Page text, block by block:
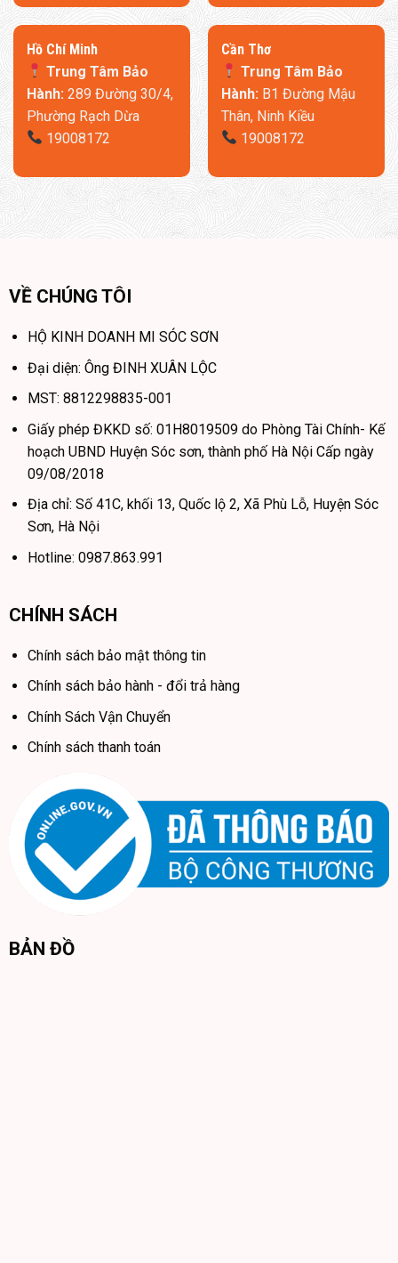
​Hồ Chí Minh
Trung Tâm Bảo
Hành: 289 Đường 30/4,
Phường Rạch Dừa
19008172
Cần Thơ
Trung Tâm Bảo
Hành: B1 Đường Mậu
Thân, Ninh Kiều
19008172
VỀ CHÚNG TÔI
HỘ KINH DOANH MI SÓC SƠN
Đại diện: Ông ĐINH XUÂN LỘC
MST: 8812298835-001
Giấy phép ĐKKD số: 01H8019509 do Phòng Tài Chính- Kế
hoạch UBND Huyện Sóc sơn, thành phố Hà Nội Cấp ngày
09/08/2018
Địa chỉ: Số 41C, khối 13, Quốc lộ 2, Xã Phù Lỗ, Huyện Sóc
Sơn, Hà Nội
Hotline: 0987.863.991
CHÍNH SÁCH
Chính sách bảo mật thông tin
Chính sách bảo hành - đổi trả hàng
Chính Sách Vận Chuyển
Chính sách thanh toán
BẢN ĐỒ